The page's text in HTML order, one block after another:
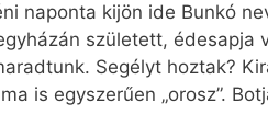
naponta kijön ide Bunkó
született, édesapja
Segélyt hoztak?
is egyszerűen „orosz”.